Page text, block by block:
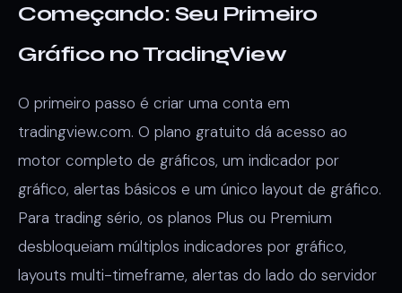
Começando: Seu Primeiro
Gráfico no TradingView
O primeiro passo é criar uma conta em
tradingview.com. O plano gratuito dá acesso ao
motor completo de gráficos, um indicador por
gráfico, alertas básicos e um único layout de gráfico.
Para trading sério, os planos Plus ou Premium
desbloqueiam múltiplos indicadores por gráfico,
layouts multi-timeframe, alertas do lado do servidor